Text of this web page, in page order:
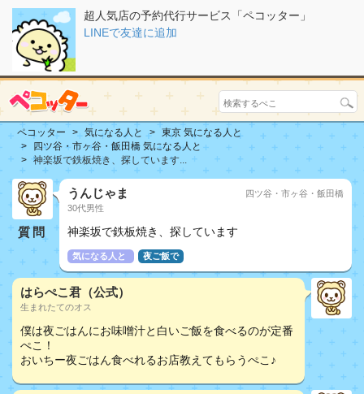
超人気店の予約代行サービス「ペコッター」
LINEで友達に追加
ペコッター 気になる人と
東京 気になる人と
四ツ谷・市ヶ谷・飯田橋 気になる人と
神楽坂で鉄板焼き、探しています...
質問
うんじゃま
30代男性
四ツ谷・市ヶ谷・飯田橋
神楽坂で鉄板焼き、探しています
気になる人と 夜ご飯で
はらぺこ君（公式）
生まれたてのオス
僕は夜ごはんにお味噌汁と白いご飯を食べるのが定番
ぺこ！
おいちー夜ごはん食べれるお店教えてもらうぺこ♪